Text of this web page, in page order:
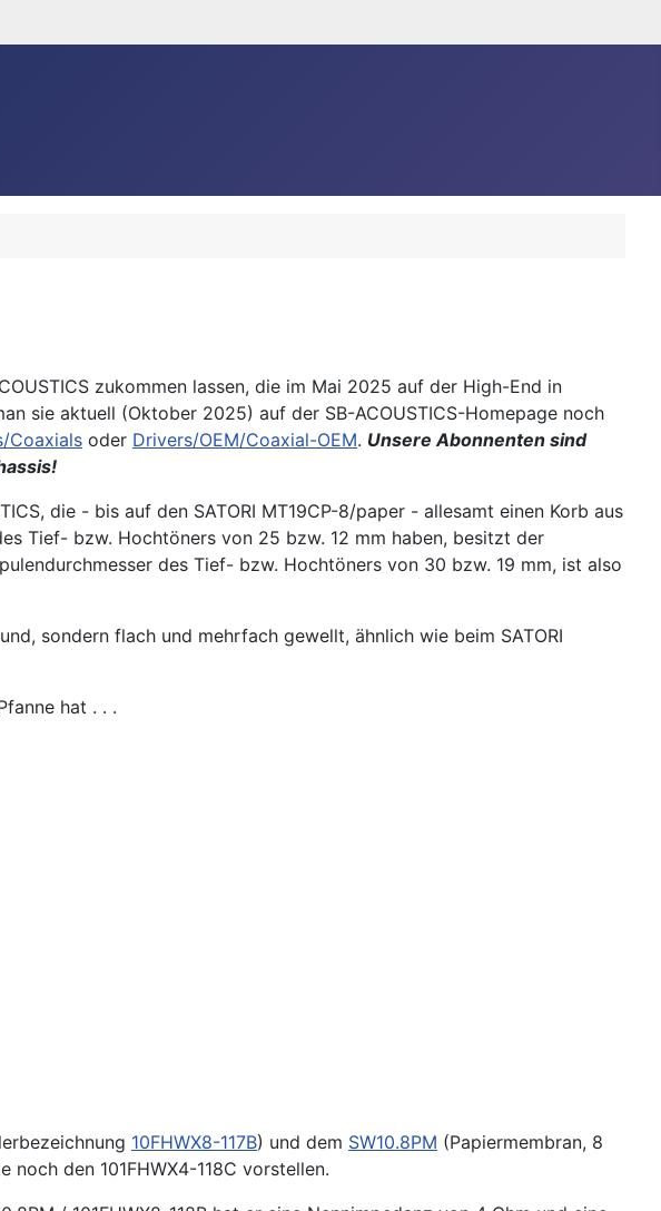
zukommen lassen, die im Mai 2025 auf der High-End in
sie aktuell (Oktober 2025) auf der SB-ACOUSTICS-Homepage noch
Coaxials oder Drivers/OEM/Coaxial-OEM. Unsere Abonnenten sind
die - bis auf den SATORI MT19CP-8/paper - allesamt einen Korb aus
Tief- bzw. Hochtöners von 25 bzw. 12 mm haben, besitzt der
des Tief- bzw. Hochtöners von 30 bzw. 19 mm, ist also
sondern flach und mehrfach gewellt, ähnlich wie beim SATORI
hat . . .
10FHWX8-117B) und dem SW10.8PM (Papiermembran, 8
noch den 101FHWX4-118C vorstellen.